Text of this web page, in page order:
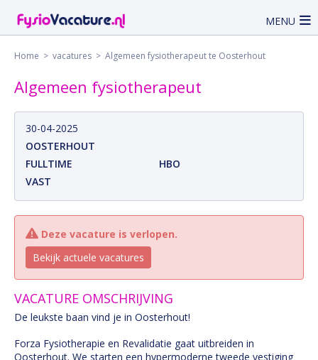
MENU
Home > vacatures > Algemeen fysiotherapeut te Oosterhout
Algemeen fysiotherapeut
30-04-2025
OOSTERHOUT
FULLTIME
HBO
VAST
Deze vacature is verlopen.
Bekijk actuele vacatures
VACATURE OMSCHRIJVING
De leukste baan vind je in Oosterhout!
Forza Fysiotherapie en Revalidatie gaat uitbreiden in
Oosterhout. We starten een hypermoderne tweede vestiging